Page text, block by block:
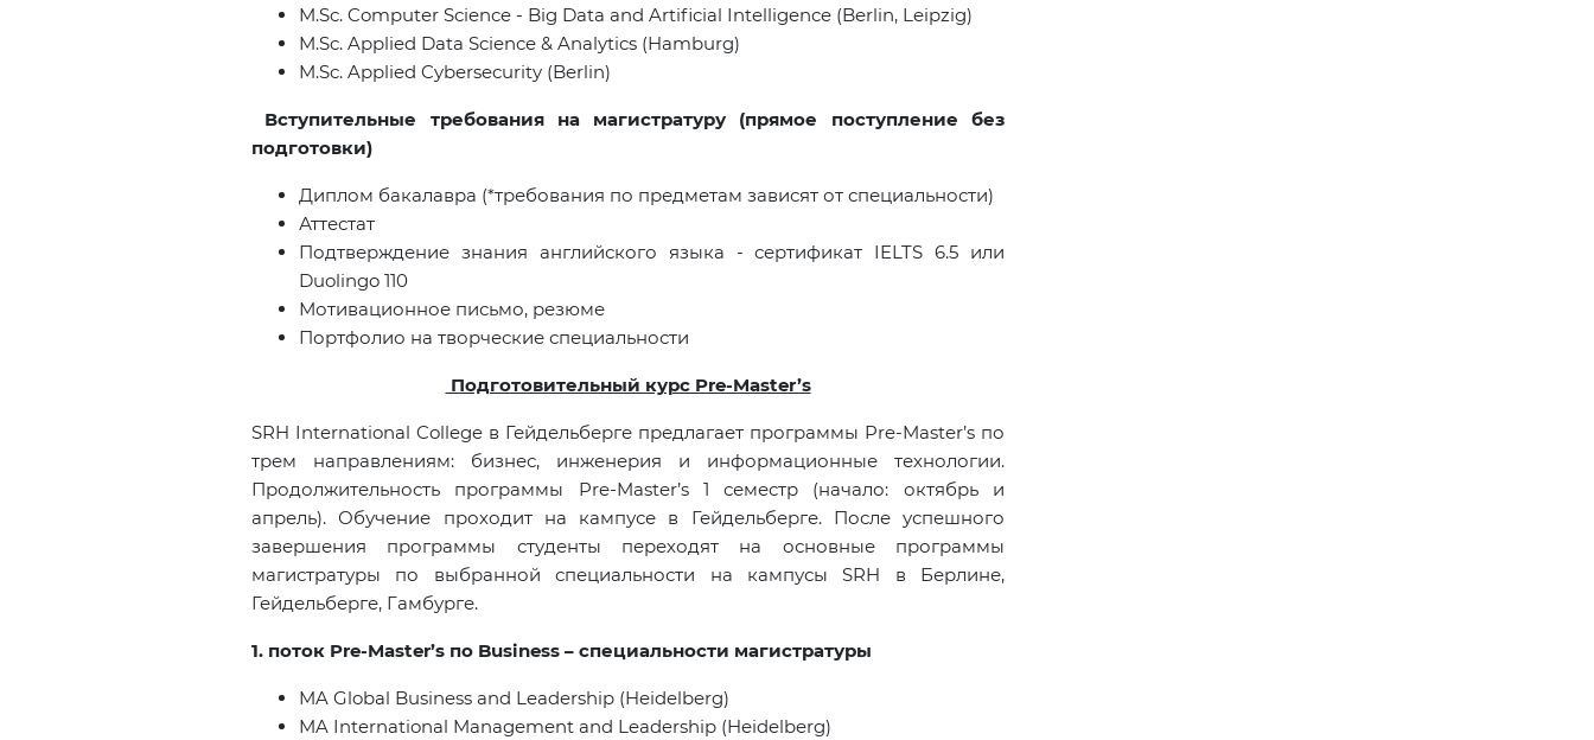
M.Sc. Computer Science - Big Data and Artificial Intelligence (Berlin, Leipzig)
M.Sc. Applied Data Science & Analytics (Hamburg)
M.Sc. Applied Cybersecurity (Berlin)
Вступительные требования на магистратуру (прямое поступление без
подготовки)
Диплом бакалавра (*требования по предметам зависят от специальности)
Аттестат
Подтверждение знания английского языка - сертификат IELTS 6.5 или
Duolingo 110
Мотивационное письмо, резюме
Портфолио на творческие специальности
Подготовительный курс Pre-Master’s
SRH International College в Гейдельберге предлагает программы Pre-Master’s по
трем направлениям: бизнес, инженерия и информационные технологии.
Продолжительность программы Pre-Master’s 1 семестр (начало: октябрь и
апрель). Обучение проходит на кампусе в Гейдельберге. После успешного
завершения программы студенты переходят на основные программы
магистратуры по выбранной специальности на кампусыSRH в Берлине,
Гейдельберге, Гамбурге.
1. поток Pre-Master’s по Business – специальности магистратуры
MA Global Business and Leadership (Heidelberg)
MA International Management and Leadership (Heidelberg)